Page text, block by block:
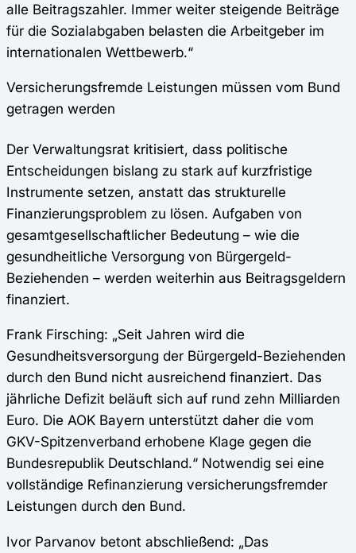
alle Beitragszahler. Immer weiter steigende Beiträge
für die Sozialabgaben belasten die Arbeitgeber im
internationalen Wettbewerb.“
Versicherungsfremde Leistungen müssen vom Bund
getragen werden
Der Verwaltungsrat kritisiert, dass politische
Entscheidungen bislang zu stark auf kurzfristige
Instrumente setzen, anstatt das strukturelle
Finanzierungsproblem zu lösen. Aufgaben von
gesamtgesellschaftlicher Bedeutung – wie die
gesundheitliche Versorgung von Bürgergeld-
Beziehenden – werden weiterhin aus Beitragsgeldern
finanziert.
Frank Firsching: „Seit Jahren wird die
Gesundheitsversorgung der Bürgergeld-Beziehenden
durch den Bund nicht ausreichend finanziert. Das
jährliche Defizit beläuft sich auf rund zehn Milliarden
Euro. Die AOK Bayern unterstützt daher die vom
GKV-Spitzenverband erhobene Klage gegen die
Bundesrepublik Deutschland.“ Notwendig sei eine
vollständige Refinanzierung versicherungsfremder
Leistungen durch den Bund.
Ivor Parvanov betont abschließend: „Das